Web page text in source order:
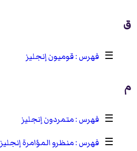
ق
☰ قوميون إنجليز
م
☰
متمردون إنجليز
☰
منظرو المؤامرة إنجليز